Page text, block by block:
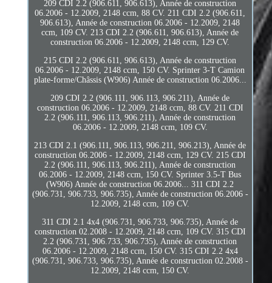
209 CDI 2.2 (906.611, 906.613), Année de construction
06.2006 - 12.2009, 2148 ccm, 88 CV. 211 CDI 2.2 (906.611,
906.613), Année de construction 06.2006 - 12.2009, 2148
ccm, 109 CV. 213 CDI 2.2 (906.611, 906.613), Année de
construction 06.2006 - 12.2009, 2148 ccm, 129 CV.
215 CDI 2.2 (906.611, 906.613), Année de construction
06.2006 - 12.2009, 2148 ccm, 150 CV. Sprinter 3-T Camion
plate-forme/Châssis (W906) Année de construction 06.2006...
209 CDI 2.2 (906.111, 906.113, 906.211), Année de
construction 06.2006 - 12.2009, 2148 ccm, 88 CV. 211 CDI
2.2 (906.111, 906.113, 906.211), Année de construction
06.2006 - 12.2009, 2148 ccm, 109 CV.
213 CDI 2.1 (906.111, 906.113, 906.211, 906.213), Année de
construction 06.2006 - 12.2009, 2148 ccm, 129 CV. 215 CDI
2.2 (906.111, 906.113, 906.211), Année de construction
06.2006 - 12.2009, 2148 ccm, 150 CV. Sprinter 3.5-T Bus
(W906) Année de construction 06.2006... 311 CDI 2.2
(906.731, 906.733, 906.735), Année de construction 06.2006 -
12.2009, 2148 ccm, 109 CV.
311 CDI 2.1 4x4 (906.731, 906.733, 906.735), Année de
construction 02.2008 - 12.2009, 2148 ccm, 109 CV. 315 CDI
2.2 (906.731, 906.733, 906.735), Année de construction
06.2006 - 12.2009, 2148 ccm, 150 CV. 315 CDI 2.2 4x4
(906.731, 906.733, 906.735), Année de construction 02.2008 -
12.2009, 2148 ccm, 150 CV.